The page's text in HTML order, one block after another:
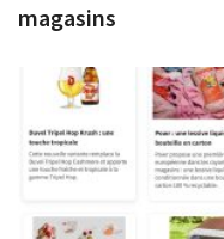
magasins